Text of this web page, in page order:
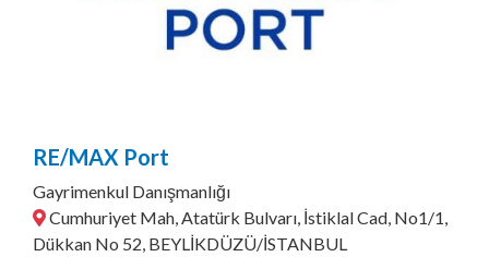
RE/MAX Port
Gayrimenkul Danışmanlığı
Cumhuriyet Mah, Atatürk Bulvarı, İstiklal Cad, No1/1,
Dükkan No 52, BEYLİKDÜZÜ/İSTANBUL